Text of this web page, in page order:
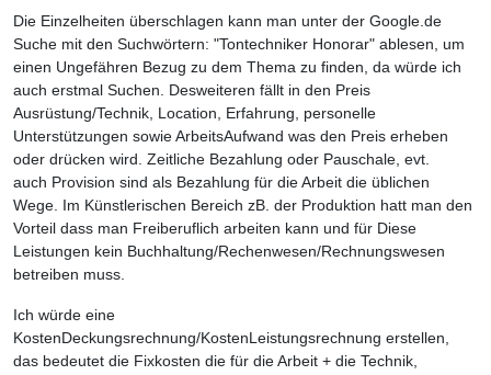
Die Einzelheiten überschlagen kann man unter der Google.de
Suche mit den Suchwörtern: "Tontechniker Honorar" ablesen, um
einen Ungefähren Bezug zu dem Thema zu finden, da würde ich
auch erstmal Suchen. Desweiteren fällt in den Preis
Ausrüstung/Technik, Location, Erfahrung, personelle
Unterstützungen sowie ArbeitsAufwand was den Preis erheben
oder drücken wird. Zeitliche Bezahlung oder Pauschale, evt.
auch Provision sind als Bezahlung für die Arbeit die üblichen
Wege. Im Künstlerischen Bereich zB. der Produktion hatt man den
Vorteil dass man Freiberuflich arbeiten kann und für Diese
Leistungen kein Buchhaltung/Rechenwesen/Rechnungswesen
betreiben muss.
Ich würde eine
KostenDeckungsrechnung/KostenLeistungsrechnung erstellen,
das bedeutet die Fixkosten die für die Arbeit + die Technik,